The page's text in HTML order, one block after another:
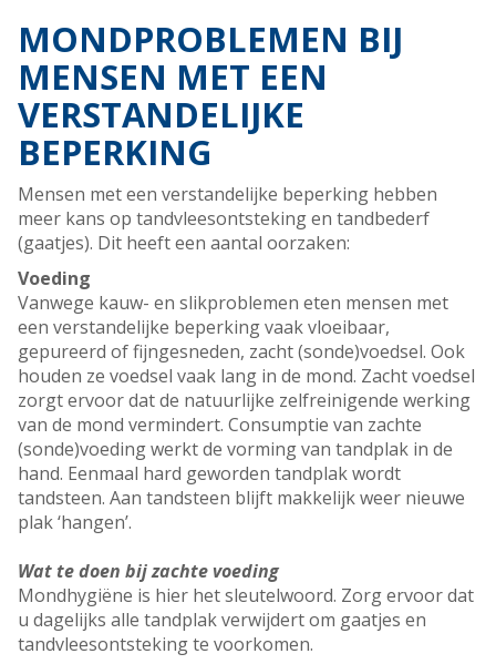
MONDPROBLEMEN BIJ
MENSEN MET EEN
VERSTANDELIJKE
BEPERKING
Mensen met een verstandelijke beperking hebben
meer kans op tandvleesontsteking en tandbederf
(gaatjes). Dit heeft een aantal oorzaken:
Voeding
Vanwege kauw- en slikproblemen eten mensen met
een verstandelijke beperking vaak vloeibaar,
gepureerd of fijngesneden, zacht (sonde)voedsel. Ook
houden ze voedsel vaak lang in de mond. Zacht voedsel
zorgt ervoor dat de natuurlijke zelfreinigende werking
van de mond vermindert. Consumptie van zachte
(sonde)voeding werkt de vorming van tandplak in de
hand. Eenmaal hard geworden tandplak wordt
tandsteen. Aan tandsteen blijft makkelijk weer nieuwe
plak ‘hangen’.
Wat te doen bij zachte voeding
Mondhygiëne is hier het sleutelwoord. Zorg ervoor dat
u dagelijks alle tandplak verwijdert om gaatjes en
tandvleesontsteking te voorkomen.